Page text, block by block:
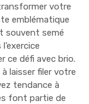
votre
emblématique
souvent semé
ce défi avec brio.
laisser filer votre
tendance à
font partie de